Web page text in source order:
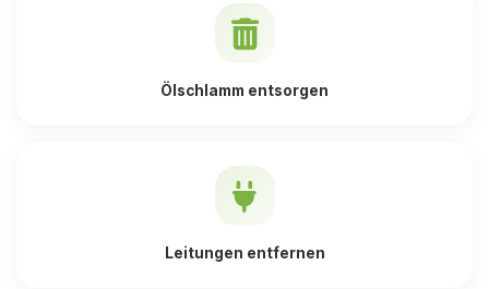
Ölschlamm entsorgen
Leitungen entfernen